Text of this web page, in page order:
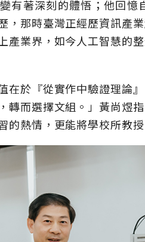
有著深刻的體悟；他回
，那時臺灣正經歷資訊產
產業界，如今人工智慧的
在於『從實作中驗證理論
轉而選擇文組。」黃尚煜
的熱情，更能將學校所教